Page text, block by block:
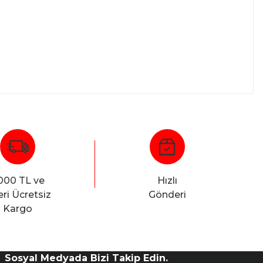
TL ve
Ücretsiz
Kargo
Hızlı
Gönderi
Sosyal Medyada Bizi Takip Edin.